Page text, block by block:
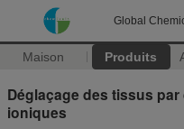
Global
Maison Produits
Déglaçage des tissus
ioniques